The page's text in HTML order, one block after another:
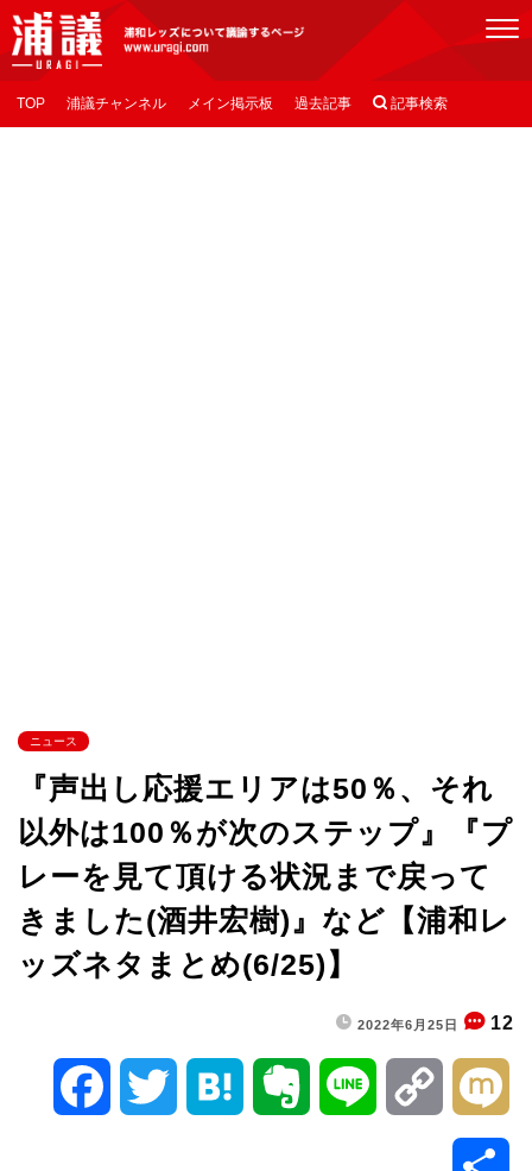
[浦議]浦和レッズについて議論するページ
TOP 浦議チャンネル メイン掲示板 過去記事  記事検索
ニュース
『声出し応援エリアは50％、それ
以外は100％が次のステップ』『プ
レーを見て頂ける状況まで戻って
きました(酒井宏樹)』など【浦和レ
ッズネタまとめ(6/25)】
2022年6月25日 12
o